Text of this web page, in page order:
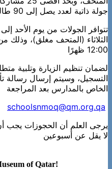
جولة ذاتية لعدد يصل إلى 90 طالبًا (بدون مرشد)
تتوافر الجولات من يوم الأحد
12:00 ظهرًا
لضمان تنظيم الزيارة وتلبية
التسجيل، وسيتم إرسال رسالة
الخاص بالمدارس بعد المراجعة
schoolsnmoq@qm.org.qa
يرجى العلم أن الحجوزات يجب
لا يقل عن أسبوعين
of Qatar!